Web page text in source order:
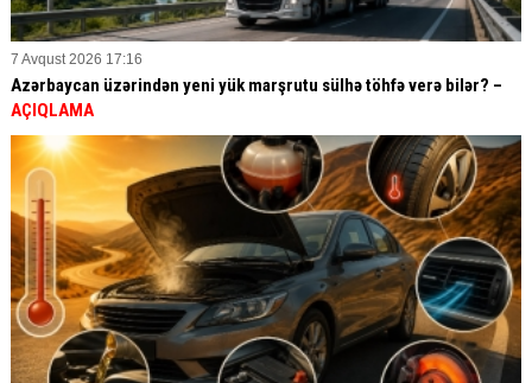
7 Avqust 2026 17:16
Azərbaycan üzərindən yeni yük marşrutu sülhə töhfə verə bilər? –
AÇIQLAMA